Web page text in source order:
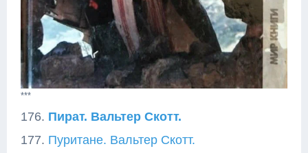
***
176. Пират. Вальтер Скотт.
177. Пуритане. Вальтер Скотт.